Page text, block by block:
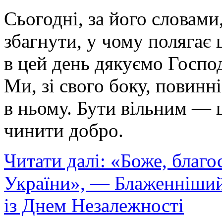
Сьогодні, за його
збагнути, у чому полягає
в цей день дякуємо
Ми, зі свого боку,
в ньому. Бути вільним —
чинити добро.
Читати далі: «Боже,
України», — Блаженніший
із Днем Незалежності